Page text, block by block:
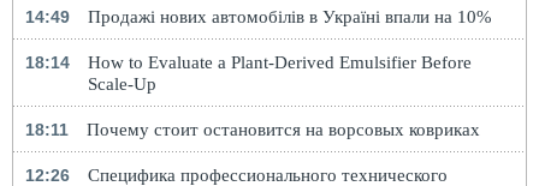
14:49 Продажі нових автомобілів в Україні впали на 10%
18:14
How to Evaluate a Plant-Derived Emulsifier Before
Scale-Up
18:11 Почему стоит остановится на ворсовых ковриках
12:26
Специфика профессионального технического